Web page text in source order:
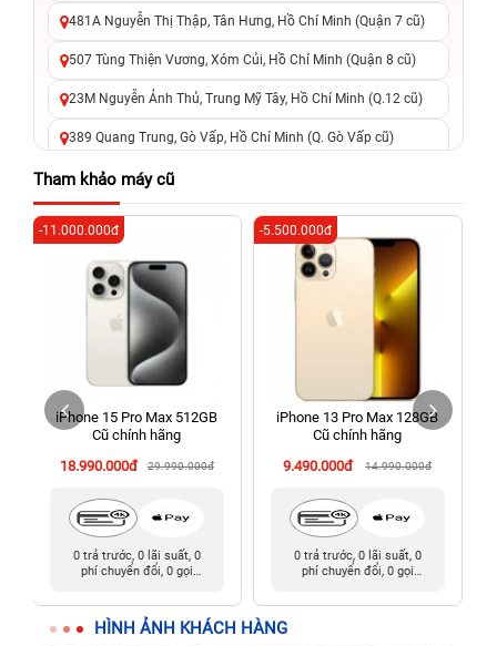
481A Nguyễn Thị Thập, Tân Hưng, Hồ Chí Minh (Quận 7 cũ)
507 Tùng Thiện Vương, Xóm Củi, Hồ Chí Minh (Quận 8 cũ)
23M Nguyễn Ảnh Thủ, Trung Mỹ Tây, Hồ Chí Minh (Q.12 cũ)
389 Quang Trung, Gò Vấp, Hồ Chí Minh (Q. Gò Vấp cũ)
625 - 625A Âu Cơ, Tân Phú, Hồ Chí Minh (Quận Tân Phú cũ)
326 Lê Văn Việt, Tăng Nhơn Phú, Hồ Chí Minh (Q.9 TP. Thủ
Đức cũ)
256 Võ Văn Ngân, Thủ Đức, Hồ Chí Minh (Bình Thọ, TP. Thủ
Đức Cũ)
70 Nguyễn An Ninh, Dĩ An, Hồ Chí Minh (Bình Dương Cũ)
24h Vũng Tàu: 162A Ba Cu, Vũng Tàu, Hồ Chí Minh (TP. Vũng
Tàu cũ)
198 Hoàng Văn Thụ, Tân Sơn Nhất, Hồ Chí Minh (Tân Bình
Tham khảo máy cũ
iPhone 15 Pro Max 512GB
Cũ chính hãng
18.990.000đ
29.990.000đ
-11.000.000đ
0 trả trước, 0 lãi suất, 0
phí chuyển đổi, 0 gọi
iPhone 13 Pro Max 128GB
Cũ chính hãng
9.490.000đ
14.990.000đ
-5.500.000đ
0 trả trước, 0 lãi suất, 0
phí chuyển đổi, 0 gọi
HÌNH ẢNH KHÁCH HÀNG